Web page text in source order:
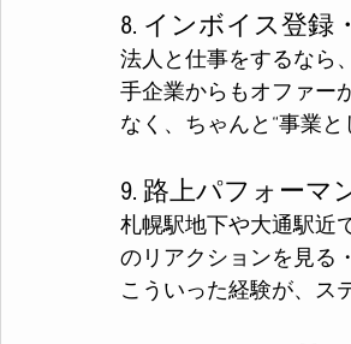
8. インボイス登録
法人と仕事をするなら、
手企業からもオファー
なく、ちゃんと“事業
9. 路上パフォーマ
札幌駅地下や大通駅近
のリアクションを見る
こういった経験が、ス